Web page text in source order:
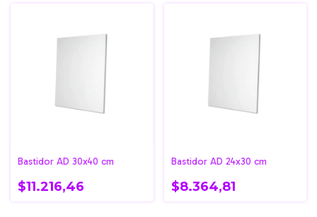
Bastidor AD 30x40 cm
$11.216,46
Bastidor AD 24x30 cm
$8.364,81